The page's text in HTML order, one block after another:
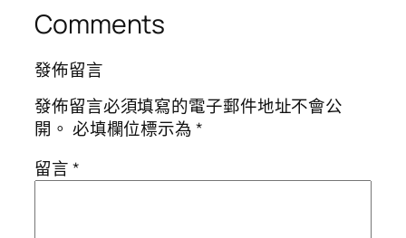
Comments
發佈留言
發佈留言必須填寫的電子郵件地址不會公
開。 必填欄位標示為*
留言*